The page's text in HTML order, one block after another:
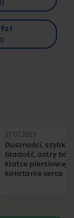
27.07.2023
Duszności,
bladość, ostry ból
klatce piersiowej,
kołatanie serca